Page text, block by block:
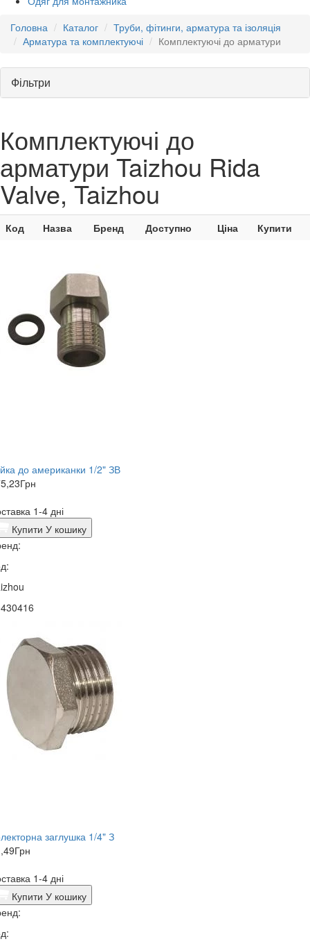
Головна
Каталог
Труби, фітинги, арматура та ізоляція
Арматура та комплектуючі
Комплектуючі до арматури
Фільтри
Комплектуючі до
арматури Taizhou Rida
Valve, Taizhou
Код Назва Бренд Доступно Ціна Купити
до американки 1/2" ЗВ
Грн
1-4 дні
Купити У кошику
заглушка 1/4" З
Грн
1-4 дні
Купити У кошику